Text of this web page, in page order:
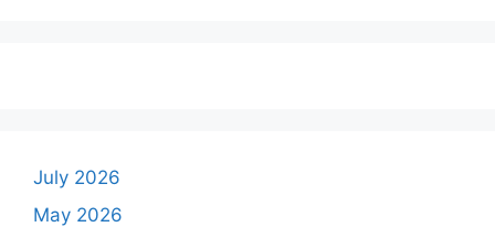
July 2026
May 2026